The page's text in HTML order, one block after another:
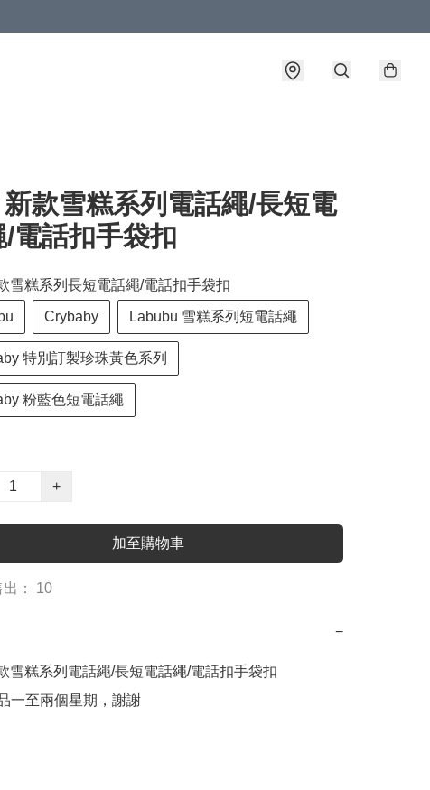
新款雪糕系列電話繩/長短電
/電話扣手袋扣
雪糕系列長短電話繩/電話扣手袋扣
Crybaby Labubu 雪糕系列短電話繩
特別訂製珍珠黃色系列
粉藍色短電話繩
+
加至購物車
出： 10
−
雪糕系列電話繩/長短電話繩/電話扣手袋扣
一至兩個星期，謝謝